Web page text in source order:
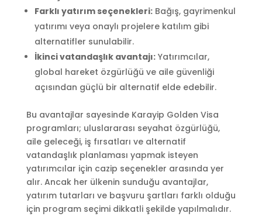
Farklı yatırım seçenekleri:Bağış, gayrimenkul
yatırımı veya onaylı projelere katılım gibi
alternatifler sunulabilir.
İkinci vatandaşlık avantajı:Yatırımcılar,
global hareket özgürlüğü ve aile güvenliği
açısından güçlü bir alternatif elde edebilir.
Bu avantajlar sayesinde Karayip Golden Visa
programları; uluslararası seyahat özgürlüğü,
aile geleceği, iş fırsatları ve alternatif
vatandaşlık planlaması yapmak isteyen
yatırımcılar için cazip seçenekler arasında yer
alır. Ancak her ülkenin sunduğu avantajlar,
yatırım tutarları ve başvuru şartları farklı olduğu
için program seçimi dikkatli şekilde yapılmalıdır.